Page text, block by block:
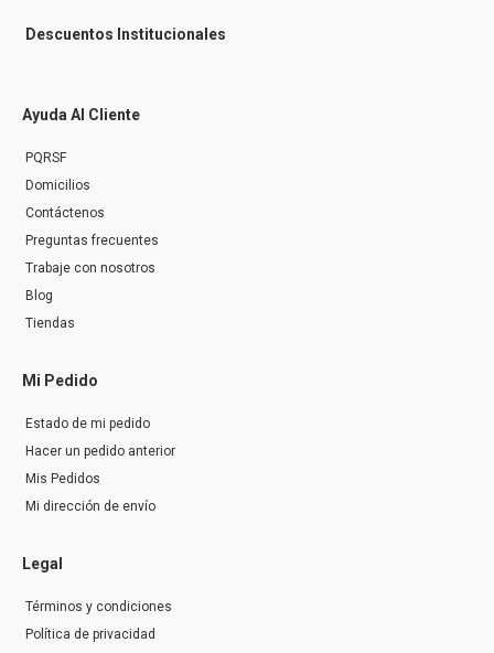
Descuentos Institucionales
Ayuda Al Cliente
PQRSF
Domicilios
Contáctenos
Preguntas frecuentes
Trabaje con nosotros
Blog
Tiendas
Mi Pedido
Estado de mi pedido
Hacer un pedido anterior
Mis Pedidos
Mi dirección de envío
Legal
Términos y condiciones
Política de privacidad